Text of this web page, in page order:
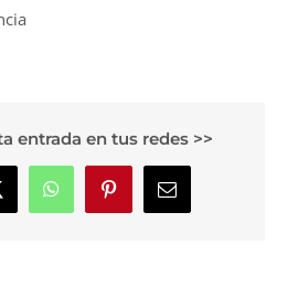
entrada en tus redes >>
WhatsAppPinterestCorreo
electrónico